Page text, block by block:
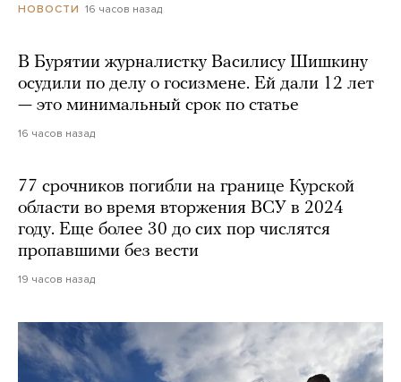
НОВОСТИ 16 часов назад
В Бурятии журналистку Василису Шишкину
осудили по делу о госизмене. Ей дали 12 лет
— это минимальный срок по статье
16 часов назад
77 срочников погибли на границе Курской
области во время вторжения ВСУ в 2024
году. Еще более 30 до сих пор числятся
пропавшими без вести
19 часов назад